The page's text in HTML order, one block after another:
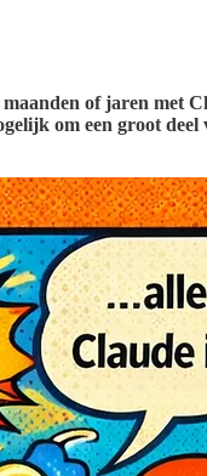
of jaren met
om een groot deel